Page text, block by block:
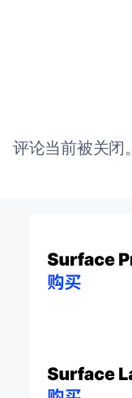
评论当前被关闭。